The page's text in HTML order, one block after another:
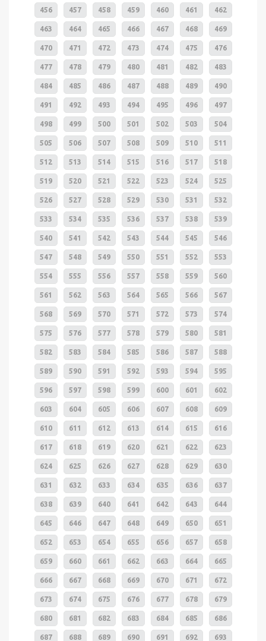
456 457 458 459 460 461 462
463 464 465 466 467 468 469
470 471 472 473 474 475 476
477 478 479 480 481 482 483
484 485 486 487 488 489 490
491 492 493 494 495 496 497
498 499 500 501 502 503 504
505 506 507 508 509 510 511
512 513 514 515 516 517 518
519 520 521 522 523 524 525
526 527 528 529 530 531 532
533 534 535 536 537 538 539
540 541 542 543 544 545 546
547 548 549 550 551 552 553
554 555 556 557 558 559 560
561 562 563 564 565 566 567
568 569 570 571 572 573 574
575 576 577 578 579 580 581
582 583 584 585 586 587 588
589 590 591 592 593 594 595
596 597 598 599 600 601 602
603 604 605 606 607 608 609
610 611 612 613 614 615 616
617 618 619 620 621 622 623
624 625 626 627 628 629 630
631 632 633 634 635 636 637
638 639 640 641 642 643 644
645 646 647 648 649 650 651
652 653 654 655 656 657 658
659 660 661 662 663 664 665
666 667 668 669 670 671 672
673 674 675 676 677 678 679
680 681 682 683 684 685 686
687 688 689 690 691 692 693